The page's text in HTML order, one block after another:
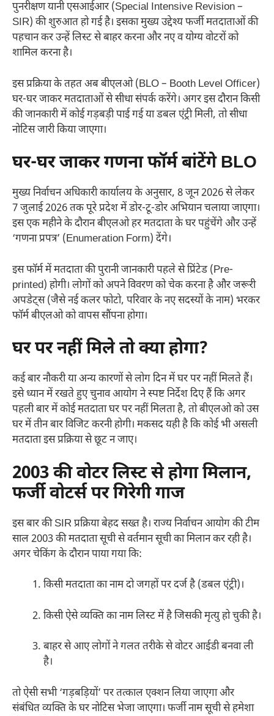
पुनरीक्षण यानी एसआईआर (Special Intensive Revision –
SIR) की शुरुआत हो गई है। इसका मुख्य उद्देश्य फर्जी मतदाताओं की
पहचान कर उन्हें लिस्ट से बाहर करना और नए व योग्य वोटरों को
शामिल करना है।
इस प्रक्रिया के तहत अब बीएलओ (BLO – Booth Level Officer)
घर-घर जाकर मतदाताओं से सीधा संपर्क करेंगे। अगर इस दौरान किसी
की जानकारी में कोई गड़बड़ी पाई गई या डबल एंट्री मिली, तो सीधा
नोटिस जारी किया जाएगा।
घर-घर जाकर गणना फॉर्म बांटेंगे BLO
मुख्य निर्वाचन अधिकारी कार्यालय के अनुसार, 8 जून 2026 से लेकर
7 जुलाई 2026 तक पूरे प्रदेश में डोर-टू-डोर अभियान चलाया जाएगा।
इस एक महीने के दौरान बीएलओ हर मतदाता के घर पहुंचेंगे और उन्हें
‘गणना प्रपत्र’ (Enumeration Form) देंगे।
इस फॉर्म में मतदाता की पुरानी जानकारी पहले से प्रिंटेड (Pre-
printed) होगी। लोगों को अपने विवरण को चेक करना है और जरूरी
अपडेट्स (जैसे नई कलर फोटो, परिवार के नए सदस्यों के नाम) भरकर
फॉर्म बीएलओ को वापस सौंपना होगा।
घर पर नहीं मिले तो क्या होगा?
कई बार नौकरी या अन्य कारणों से लोग दिन में घर पर नहीं मिलते हैं।
इसे ध्यान में रखते हुए चुनाव आयोग ने स्पष्ट निर्देश दिए हैं कि अगर
पहली बार में कोई मतदाता घर पर नहीं मिलता है, तो बीएलओ को उस
घर में तीन बार विजिट करनी होगी। मकसद यही है कि कोई भी असली
मतदाता इस प्रक्रिया से छूट न जाए।
2003 की वोटर लिस्ट से होगा मिलान,
फर्जी वोटर्स पर गिरेगी गाज
इस बार की SIR प्रक्रिया बेहद सख्त है। राज्य निर्वाचन आयोग की टीम
साल 2003 की मतदाता सूची से वर्तमान सूची का मिलान कर रही है।
अगर चेकिंग के दौरान पाया गया कि:
किसी मतदाता का नाम दो जगहों पर दर्ज है (डबल एंट्री)।
किसी ऐसे व्यक्ति का नाम लिस्ट में है जिसकी मृत्यु हो चुकी है।
बाहर से आए लोगों ने गलत तरीके से वोटर आईडी बनवा ली
है।
तो ऐसी सभी ‘गड़बड़ियों’ पर तत्काल एक्शन लिया जाएगा और
संबंधित व्यक्ति के घर नोटिस भेजा जाएगा। फर्जी नाम सूची से हमेशा